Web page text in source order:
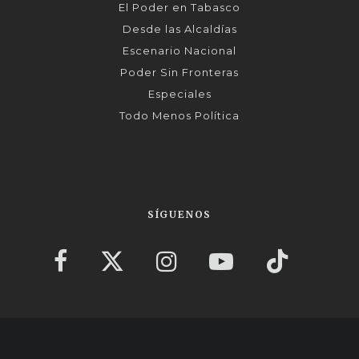
El Poder en Tabasco
Desde las Alcaldías
Escenario Nacional
Poder Sin Fronteras
Especiales
Todo Menos Política
SÍGUENOS